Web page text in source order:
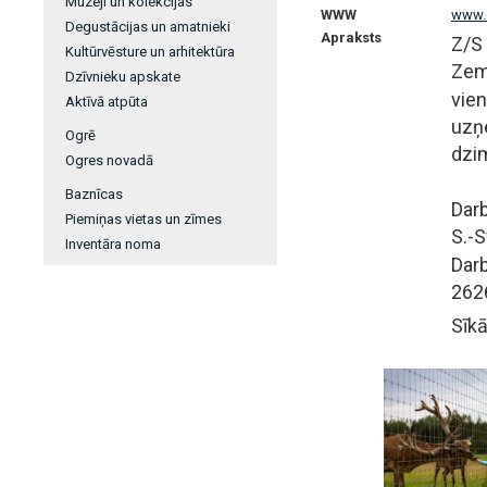
Degustācijas un amatnieki
Kultūrvēsture un arhitektūra
Dzīvnieku apskate
Aktīvā atpūta
Ogrē
Ogres novadā
Baznīcas
Piemiņas vietas un zīmes
Inventāra noma
WWW
Apraksts
Z/
S.-